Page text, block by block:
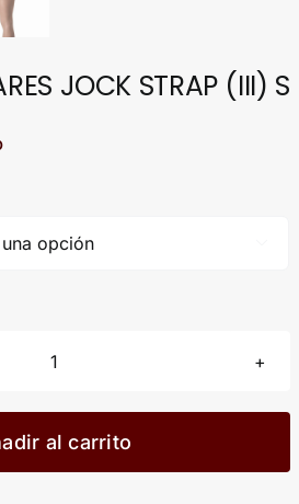
JOCK STRAP (III) S
ANAIS
-
al carrito